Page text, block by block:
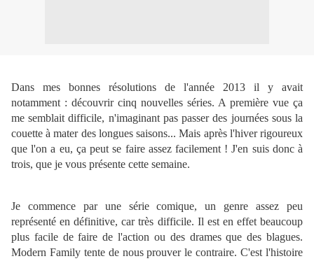
Dans mes bonnes résolutions de l'année 2013 il y avait
notamment : découvrir cinq nouvelles séries. A première vue ça
me semblait difficile, n'imaginant pas passer des journées sous la
couette à mater des longues saisons... Mais après l'hiver rigoureux
que l'on a eu, ça peut se faire assez facilement ! J'en suis donc à
trois, que je vous présente cette semaine.
Je commence par une série comique, un genre assez peu
représenté en définitive, car très difficile. Il est en effet beaucoup
plus facile de faire de l'action ou des drames que des blagues.
Modern Family tente de nous prouver le contraire. C'est l'histoire